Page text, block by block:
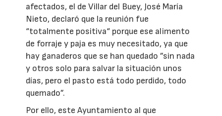
afectados, el de Villar del Buey, José María
Nieto, declaró que la reunión fue
“totalmente positiva“ porque ese alimento
de forraje y paja es muy necesitado, ya que
hay ganaderos que se han quedado ”sin nada
y otros solo para salvar la situación unos
días, pero el pasto está todo perdido, todo
quemado”.
Por ello, este Ayuntamiento al que